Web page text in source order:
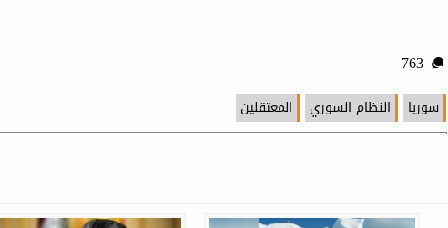
763
سوريا النظام السوري المعتقلين